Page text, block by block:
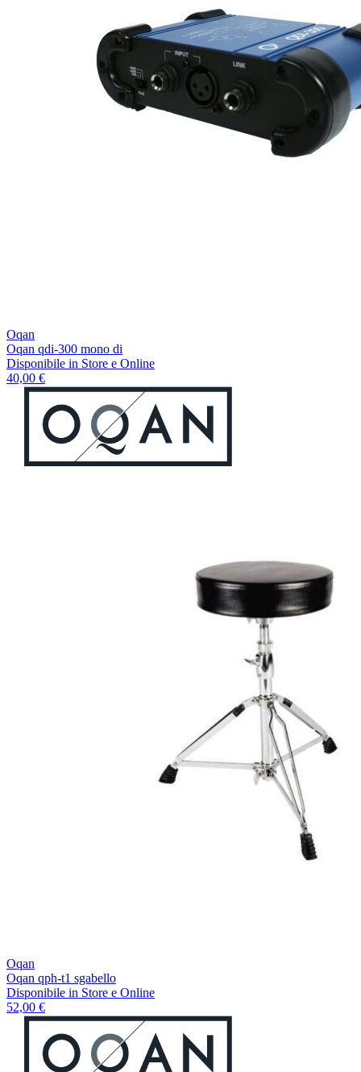
Oqan
Oqan qdi-300 mono di
Disponibile in Store e Online
40,00 €
Oqan
Oqan qph-t1 sgabello
Disponibile in Store e Online
52,00 €